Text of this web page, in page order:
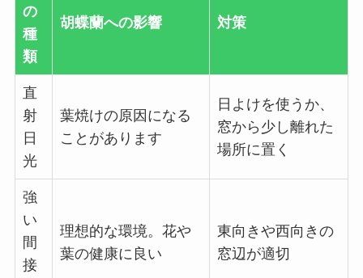
の
種
類
胡蝶蘭への影響 対策
直
射
日
光
葉焼けの原因になる
ことがあります
日よけを使うか、
窓から少し離れた
場所に置く
強
い
間
接
理想的な環境。花や
葉の健康に良い
東向きや西向きの
窓辺が適切